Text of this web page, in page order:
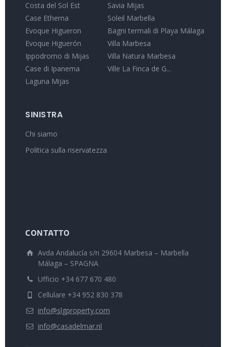
Costa del Sol Est
Case Etherna
Evoque Higueron
Evoque Higuerón
Ippodromo di Mijas
Case di Ipanema
Laguna Mijas
Savia Mijas
Soleil Marbella
Bagni termali di Playa Málaga
Villa Marbesa
Villa Natura Marbesa
Ville La Finca de G...
SINISTRA
Chi siamo
Politica sulla riservatezza
CONTATTO
Avda Andalucía s/n 29604 Marbesa – Marbella
Málaga – SPAGNA
Ufficio +34 677 670 480
Cellulare +34 952 830 378
info@slgproperty.com
info@casadelmar.nl